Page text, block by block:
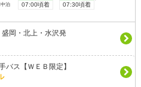
泊
07:00頃着
07:30頃着
岡・北上・水沢発
ス【ＷＥＢ限定】